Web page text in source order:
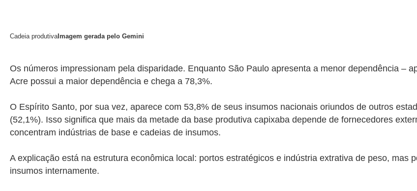
Cadeia produtivaImagem gerada pelo Gemini
Os números impressionam pela disparidade. Enquanto São Paulo apresenta a menor dependência –
Acre possui a maior dependência e chega a 78,3%.
O Espírito Santo, por sua vez, aparece com 53,8% de seus insumos nacionais oriundos de outros
(52,1%). Isso significa que mais da metade da base produtiva capixaba depende de fornecedores
concentram indústrias de base e cadeias de insumos.
A explicação está na estrutura econômica local: portos estratégicos e indústria extrativa de peso, mas
insumos internamente.